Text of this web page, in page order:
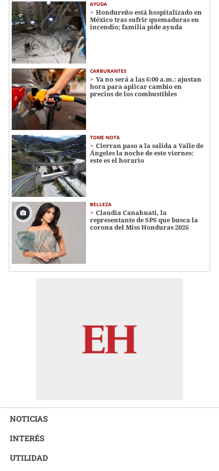
AYUDA
Hondureño está hospitalizado en
México tras sufrir quemaduras en
incendio; familia pide ayuda
CARBURANTES
Ya no será a las 6:00 a.m.: ajustan
hora para aplicar cambio en
precios de los combustibles
TOME NOTA
Cierran paso a la salida a Valle de
Ángeles la noche de este viernes:
este es el horario
BELLEZA
Claudia Canahuati, la
representante de SPS que busca la
corona del Miss Honduras 2026
NOTICIAS
INTERÉS
UTILIDAD